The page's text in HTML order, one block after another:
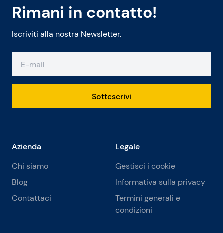
Rimani in contatto!
Iscriviti alla nostra Newsletter.
Sottoscrivi
Azienda
Chi siamo
Blog
Contattaci
Legale
Gestisci i cookie
Informativa sulla privacy
Termini generali e
condizioni